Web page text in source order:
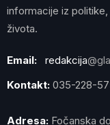
informacije iz
života.
Email: redakcija
Kontakt: 035-228-
Adresa: Fočanska